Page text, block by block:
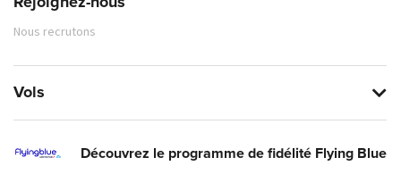
Nous recrutons
Vols
Découvrez le programme de fidélité Flying Blue